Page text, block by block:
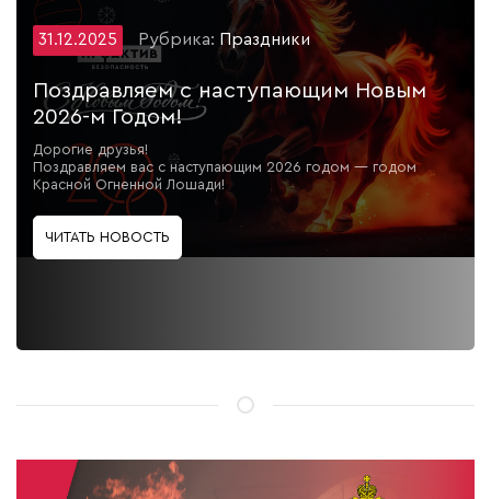
31.12.2025 Рубрика: Праздники
Поздравляем с наступающим Новым
2026-м Годом!
Дорогие друзья!
Поздравляем вас с наступающим 2026 годом — годом
Красной Огненной Лошади!
ЧИТАТЬ НОВОСТЬ